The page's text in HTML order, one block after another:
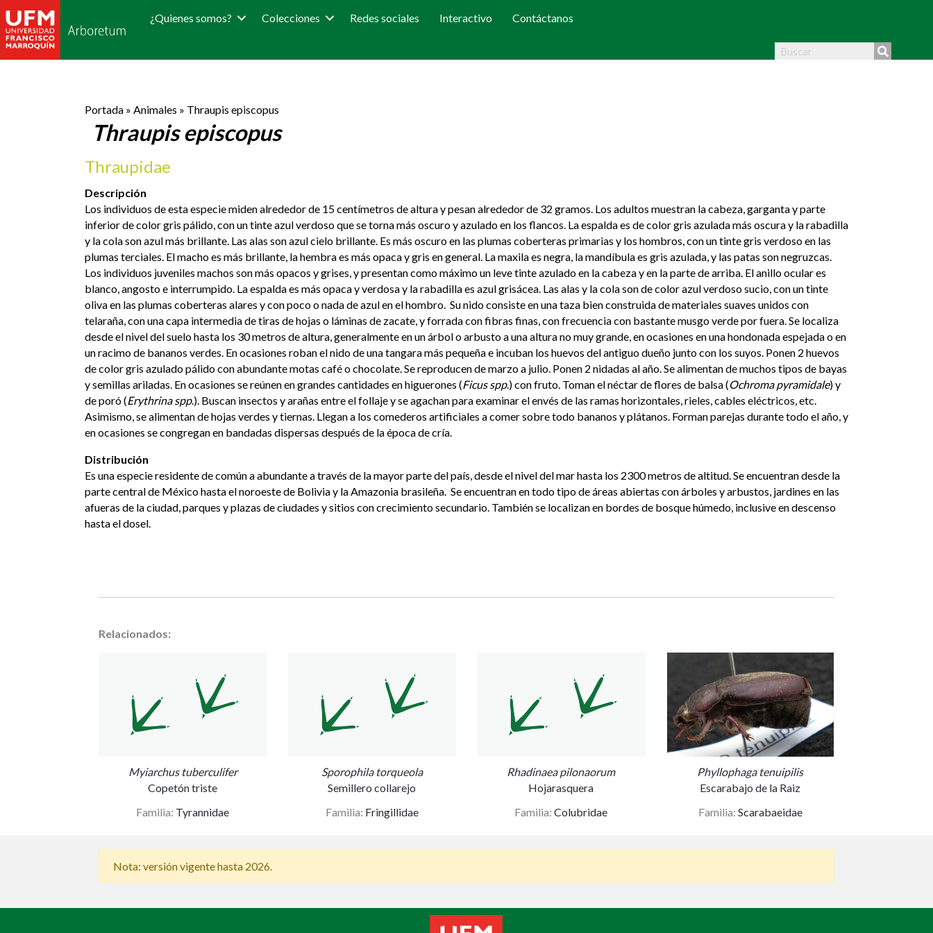
¿Quienes somos? Colecciones Redes sociales Interactivo Contáctanos
Portada » Animales » Thraupis episcopus
Thraupis episcopus
Thraupidae
Descripción
Los individuos de esta especie miden alrededor de 15 centímetros de altura y pesan alrededor de 32 gramos. Los adultos muestran la cabeza, garganta y parte
inferior de color gris pálido, con un tinte azul verdoso que se torna más oscuro y azulado en los flancos. La espalda es de color gris azulada más oscura y la rabadilla
y la cola son azul más brillante. Las alas son azul cielo brillante. Es más oscuro en las plumas coberteras primarias y los hombros, con un tinte gris verdoso en las
plumas terciales. El macho es más brillante, la hembra es más opaca y gris en general. La maxila es negra, la mandíbula es gris azulada, y las patas son negruzcas.
Los individuos juveniles machos son más opacos y grises, y presentan como máximo un leve tinte azulado en la cabeza y en la parte de arriba. El anillo ocular es
blanco, angosto e interrumpido. La espalda es más opaca y verdosa y la rabadilla es azul grisácea. Las alas y la cola son de color azul verdoso sucio, con un tinte
oliva en las plumas coberteras alares y con poco o nada de azul en el hombro. Su nido consiste en una taza bien construida de materiales suaves unidos con
telaraña, con una capa intermedia de tiras de hojas o láminas de zacate, y forrada con fibras finas, con frecuencia con bastante musgo verde por fuera. Se localiza
desde el nivel del suelo hasta los 30 metros de altura, generalmente en un árbol o arbusto a una altura no muy grande, en ocasiones en una hondonada espejada o en
un racimo de bananos verdes. En ocasiones roban el nido de una tangara más pequeña e incuban los huevos del antiguo dueño junto con los suyos. Ponen 2 huevos
de color gris azulado pálido con abundante motas café o chocolate. Se reproducen de marzo a julio. Ponen 2 nidadas al año. Se alimentan de muchos tipos de bayas
y semillas ariladas. En ocasiones se reúnen en grandes cantidades en higuerones (Ficus spp.) con fruto. Toman el néctar de flores de balsa (Ochroma pyramidale) y
de poró (Erythrina spp.). Buscan insectos y arañas entre el follaje y se agachan para examinar el envés de las ramas horizontales, rieles, cables eléctricos, etc.
Asimismo, se alimentan de hojas verdes y tiernas. Llegan a los comederos artificiales a comer sobre todo bananos y plátanos. Forman parejas durante todo el año, y
en ocasiones se congregan en bandadas dispersas después de la época de cría.
Distribución
Es una especie residente de común a abundante a través de la mayor parte del país, desde el nivel del mar hasta los 2300 metros de altitud. Se encuentran desde la
parte central de México hasta el noroeste de Bolivia y la Amazonia brasileña. Se encuentran en todo tipo de áreas abiertas con árboles y arbustos, jardines en las
afueras de la ciudad, parques y plazas de ciudades y sitios con crecimiento secundario. También se localizan en bordes de bosque húmedo, inclusive en descenso
hasta el dosel.
Relacionados:
Myiarchus tuberculifer
Copetón triste
Familia: Tyrannidae
Sporophila torqueola
Semillero collarejo
Familia: Fringillidae
Rhadinaea pilonaorum
Hojarasquera
Familia:Colubridae
Phyllophaga tenuipilis
Escarabajo de la Raiz
Familia: Scarabaeidae
Nota: versión vigente hasta 2026.